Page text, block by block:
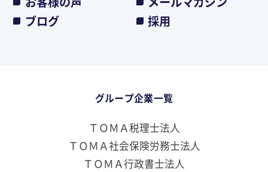
ブログ
採用
グループ企業一覧
ＴＯＭＡ税理士法人
ＴＯＭＡ社会保険労務士法人
ＴＯＭＡ行政書士法人